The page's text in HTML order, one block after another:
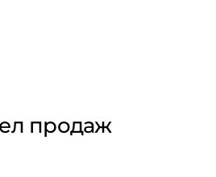
продаж